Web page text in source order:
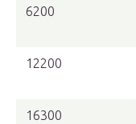
6200
12200
16300